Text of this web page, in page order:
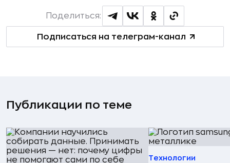
Подписаться на телеграм-канал
Поделиться:
Публикации по теме
Технологии